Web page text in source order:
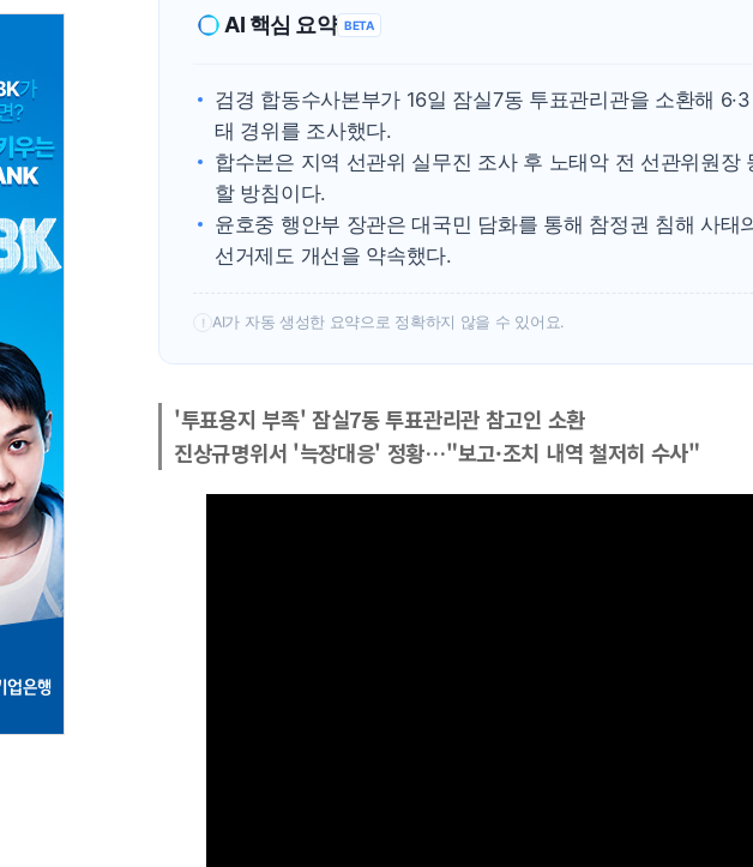
AI 핵심 요약 BETA
검경 합동수사본부가 16일 잠실7동 투표관리관을 소환해
태 경위를 조사했다.
합수본은 지역 선관위 실무진 조사 후 노태악 전 선관위원장
할 방침이다.
윤호중 행안부 장관은 대국민 담화를 통해 참정권 침해 사태
선거제도 개선을 약속했다.
! AI가 자동 생성한 요약으로 정확하지 않을 수 있어요.
'투표용지 부족' 잠실7동 투표관리관 참고인 소환
진상규명위서 '늑장대응' 정황…"보고·조치 내역 철저히 수사"